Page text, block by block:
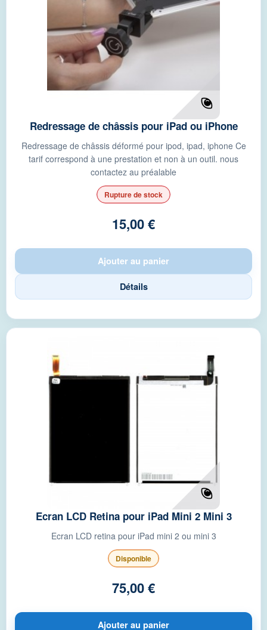
Redressage de châssis pour iPad ou iPhone
Redressage de châssis déformé pour ipod, ipad, iphone Ce
tarif correspond à une prestation et non à un outil. nous
contactez au préalable
Rupture de stock
15,00 €
Ajouter au panier
Détails
Ecran LCD Retina pour iPad Mini 2 Mini 3
Ecran LCD retina pour iPad mini 2 ou mini 3
Disponible
75,00 €
Ajouter au panier